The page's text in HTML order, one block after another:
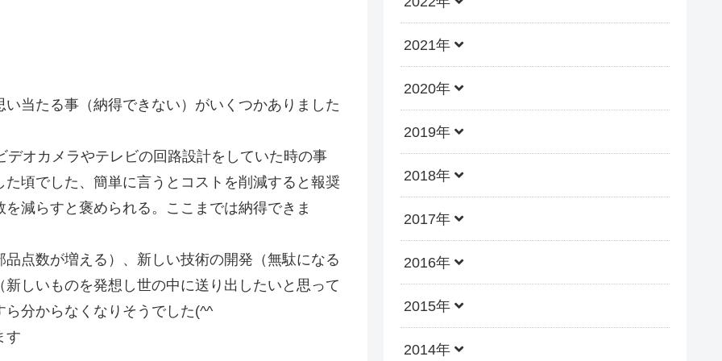
当たる事（納得できない）がいくつかありました
オカメラやテレビの回路設計をしていた時の事
頃でした、簡単に言うとコストを削減すると報奨
減らすと褒められる。ここまでは納得できま
点数が増える）、新しい技術の開発（無駄になる
しいものを発想し世の中に送り出したいと思って
分からなくなりそうでした(^^ゞ
す
2021年
2020年
2019年
2018年
2017年
2016年
2015年
2014年